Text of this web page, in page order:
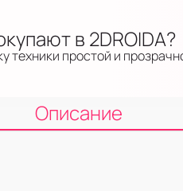
в 2DROIDA?
техники простой и
Описание